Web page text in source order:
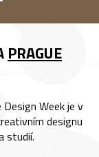
PRAGUE
Week je v
designu
studií.